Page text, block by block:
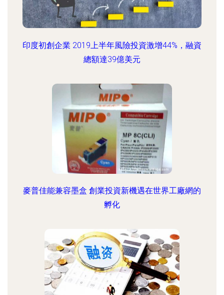
印度初創企業 2019上半年風險投資激增44%，融資
總額達39億美元
麥普佳能兼容墨盒 創業投資新機遇在世界工廠網的
孵化